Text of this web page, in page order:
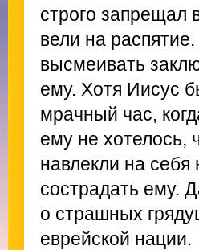
строго запрещал
вели на
высмеивать
ему. Хотя Иисус
мрачный час,
ему не
навлекли на себя
сострадать ему.
о страшных
еврейской нации.